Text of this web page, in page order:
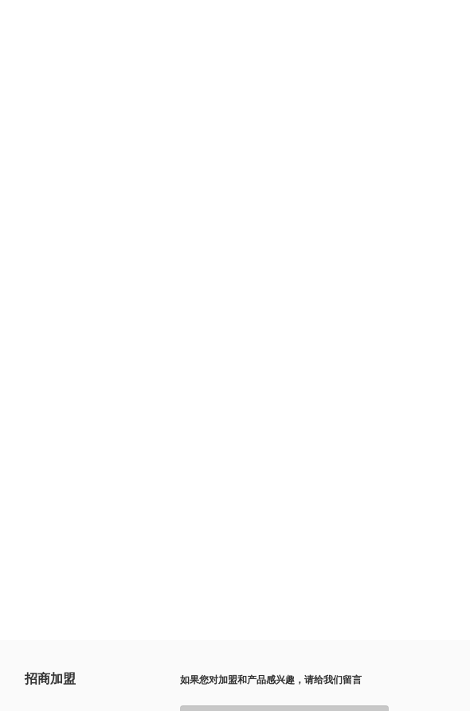
招商加盟 如果您对加盟和产品感兴趣，请给我们留言